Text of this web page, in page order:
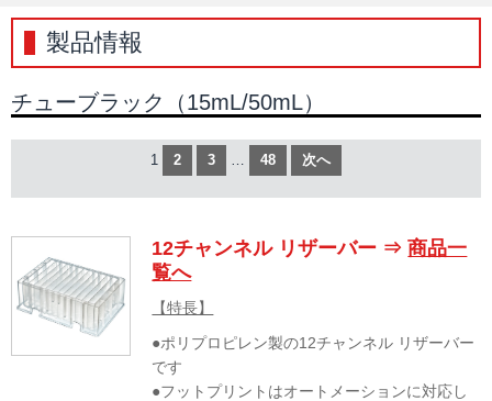
製品情報
チューブラック（15mL/50mL）
1 2 3 … 48 次へ
12チャンネル リザーバー ⇒商品一
覧へ
【特長】
●ポリプロピレン製の12チャンネル リザーバー
です
●フットプリントはオートメーションに対応し